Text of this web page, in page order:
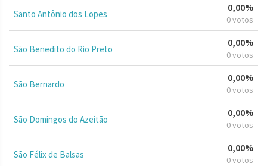
Santo Antônio dos Lopes
0,00%
0 votos
São Benedito do Rio Preto
0,00%
0 votos
São Bernardo
0,00%
0 votos
São Domingos do Azeitão
0,00%
0 votos
São Félix de Balsas
0,00%
0 votos